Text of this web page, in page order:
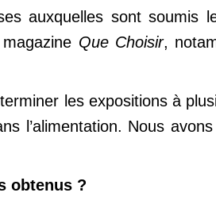
auxquelles sont
Que Choisir,
les expositions à
l’alimentation. Nous
obtenus ?